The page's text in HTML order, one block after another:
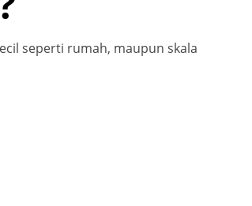
seperti rumah, maupun skala